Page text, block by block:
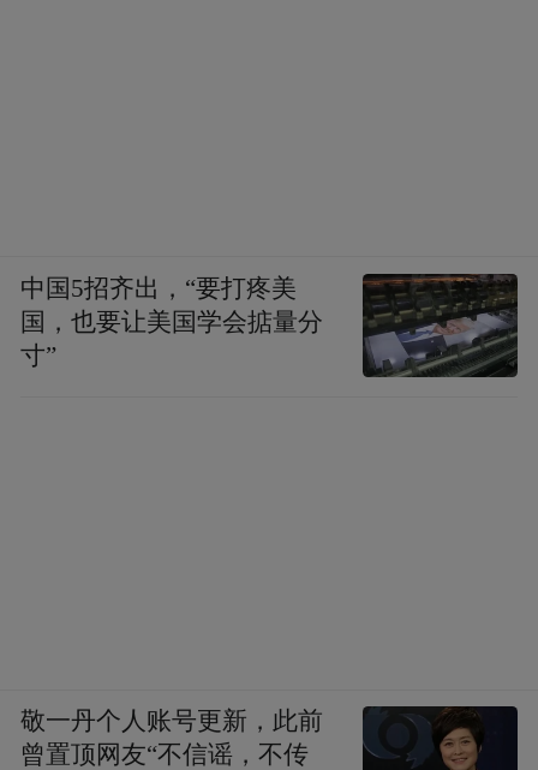
中国5招齐出，“要打疼美
国，也要让美国学会掂量分
寸”
敬一丹个人账号更新，此前
曾置顶网友“不信谣，不传